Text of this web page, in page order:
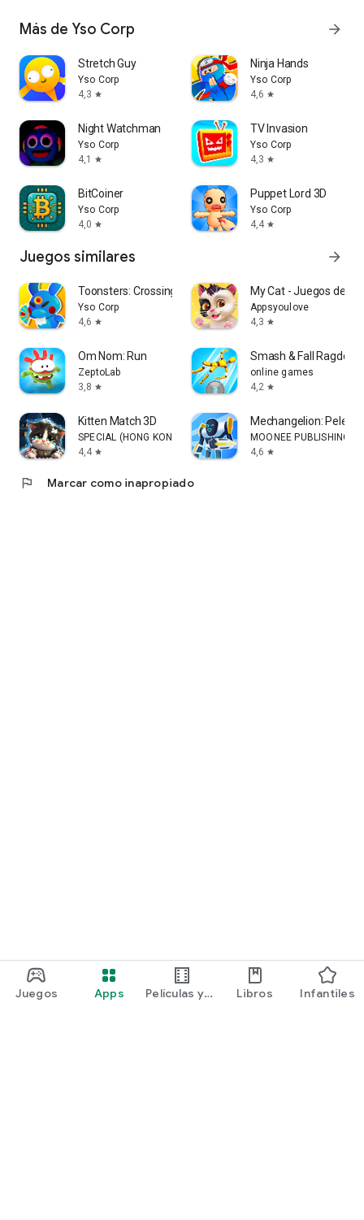
Juegos Apps
Películas y
Libros Infantiles
Más de Yso Corp arrow_forward
Stretch Guy
Yso Corp
4,3 star
Ninja Hands
Yso Corp
4,6 star
Night Watchman
Yso Corp
4,1
star
TV Invasion
Yso Corp
4,3 star
BitCoiner
Yso Corp
4,0 star
Puppet Lord 3D
Yso Corp
4,4 star
Juegos similares arrow_forward
Toonsters: Crossing Worlds
Yso Corp
4,6 star
My Cat - Juegos de
Appsyoulove
4,3 star
Om Nom: Run
ZeptoLab
3,8 star
Smash & Fall
online games
4,2 star
Kitten Match 3D
SPECIAL (HONG KONG) CO., LIMITED
4,4 star
Mechangelion: Peleas
MOONEE PUBLISHING
4,6 star
flag Marcar como inapropiado